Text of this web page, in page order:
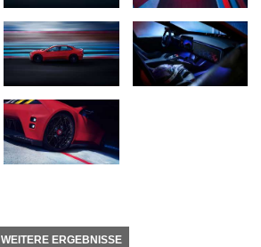
WEITERE ERGEBNISSE